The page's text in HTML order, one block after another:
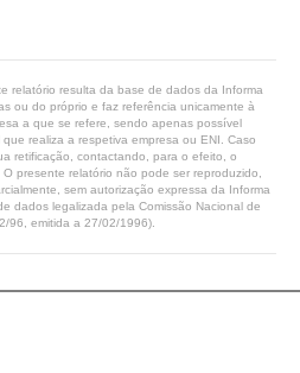
relatório resulta da base de dados da Informa
ou do próprio e faz referência unicamente à
a que se refere, sendo apenas possível
realiza a respetiva empresa ou ENI. Caso
retificação, contactando, para o efeito, o
presente relatório não pode ser reproduzido,
sem autorização expressa da Informa
dados legalizada pela Comissão Nacional de
96, emitida a 27/02/1996).